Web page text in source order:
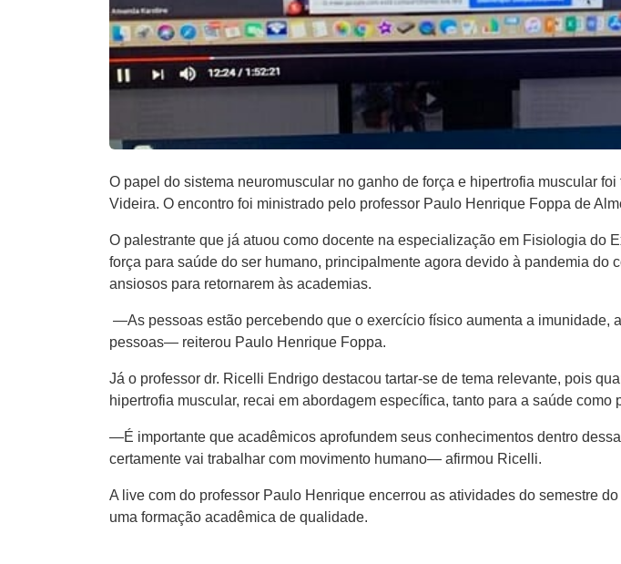
O papel do sistema neuromuscular no ganho de força e hipertrofia muscular
Videira. O encontro foi ministrado pelo professor Paulo Henrique Foppa de
O palestrante que já atuou como docente na especialização em Fisiologia do
força para saúde do ser humano, principalmente agora devido à pandemia
ansiosos para retornarem às academias.
—As pessoas estão percebendo que o exercício físico aumenta a imunidade,
pessoas— reiterou Paulo Henrique Foppa.
Já o professor dr. Ricelli Endrigo destacou tartar-se de tema relevante, pois
hipertrofia muscular, recai em abordagem específica, tanto para a saúde como
—É importante que acadêmicos aprofundem seus conhecimentos dentro
certamente vai trabalhar com movimento humano— afirmou Ricelli.
A live com do professor Paulo Henrique encerrou as atividades do semestre
uma formação acadêmica de qualidade.